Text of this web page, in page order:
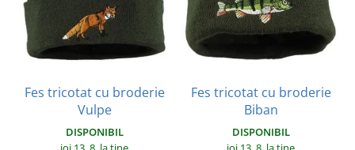
Fes tricotat cu broderie
Vulpe
DISPONIBIL
Fes tricotat cu broderie
Biban
DISPONIBIL